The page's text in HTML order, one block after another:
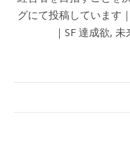
グにて投稿しています
｜SF 達成欲,